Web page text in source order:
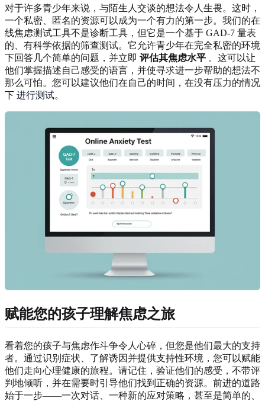
对于许多青少年来说，与陌生人交谈的想法令人生畏。这时，
一个私密、匿名的资源可以成为一个有力的第一步。我们的在
线焦虑测试工具不是诊断工具，但它是一个基于 GAD-7 量表
的、有科学依据的筛查测试。它允许青少年在完全私密的环境
下回答几个简单的问题，并立即 评估其焦虑水平 。这可以让
他们掌握描述自己感受的语言，并使寻求进一步帮助的想法不
那么可怕。您可以建议他们在自己的时间，在没有压力的情况
下 进行测试。
赋能您的孩子理解焦虑之旅
看着您的孩子与焦虑作斗争令人心碎，但您是他们最大的支持
者。通过识别症状、了解诱因并提供支持性环境，您可以赋能
他们走向心理健康的旅程。请记住，验证他们的感受，不带评
判地倾听，并在需要时引导他们找到正确的资源。前进的道路
始于一步——一次对话、一种新的应对策略，甚至是简单的、